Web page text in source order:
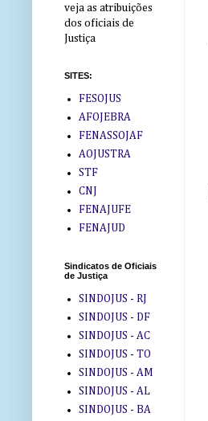
veja as atribuições
dos oficiais de
Justiça
SITES:
FESOJUS
AFOJEBRA
FENASSOJAF
AOJUSTRA
STF
CNJ
FENAJUFE
FENAJUD
Sindicatos de Oficiais
de Justiça
SINDOJUS - RJ
SINDOJUS - DF
SINDOJUS - AC
SINDOJUS - TO
SINDOJUS - AM
SINDOJUS - AL
SINDOJUS - BA